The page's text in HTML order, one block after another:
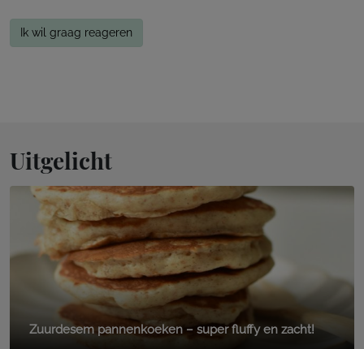
Ik wil graag reageren
Uitgelicht
Zuurdesem pannenkoeken – super fluffy en zacht!